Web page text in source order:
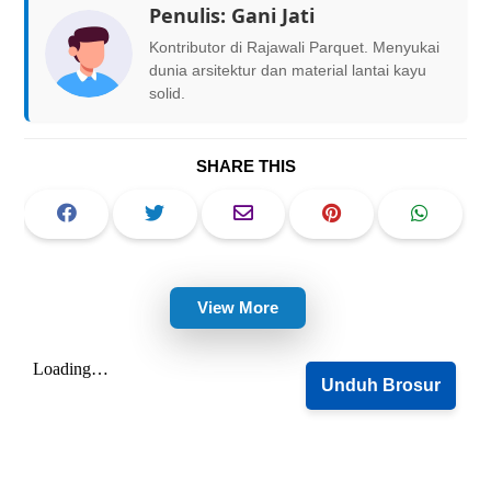
Penulis: Gani Jati
Kontributor di Rajawali Parquet. Menyukai
dunia arsitektur dan material lantai kayu
solid.
SHARE THIS
View More
Unduh Brosur